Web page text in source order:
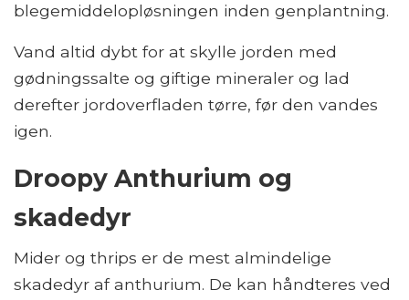
blegemiddelopløsningen inden genplantning.
Vand altid dybt for at skylle jorden med
gødningssalte og giftige mineraler og lad
derefter jordoverfladen tørre, før den vandes
igen.
Droopy Anthurium og
skadedyr
Mider og thrips er de mest almindelige
skadedyr af anthurium. De kan håndteres ved